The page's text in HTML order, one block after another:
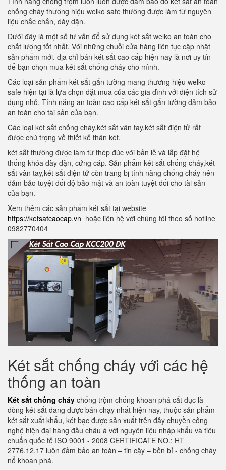
chống cháy thương hiệu welko safe thường được làm từ nguyên
liệu chắc chắn, dày dặn.
Dưới đây là một số tư vấn để sử dụng két sắt welko an toàn cho
chất lượng tốt nhất. Với những chuỗi cửa hàng liên tục cập nhật
sản phẩm mới. địa chỉ bán két sắt cao cấp hiện nay là nơi uy tín
để bạn chọn mua két sắt chống cháy cho mình.
Các loại sản phẩm két sắt gắn tường mang thương hiệu welko
safe hiện tại là lựa chọn đặt mua của các gia đình với diện tích sử
dụng nhỏ. Tính năng an toàn cao cấp két sắt gắn tường đảm bảo
an toàn cho tài sản của bạn.
Các loại két sắt chống cháy,két sắt vân tay,két sắt điện tử rất
được chú trọng về thiết kế thân két.
két sắt thường được làm từ thép đúc với bản lề và lắp đặt hệ
thống khóa dày dặn, cứng cáp. Sản phẩm két sắt chống cháy,két
sắt vân tay,két sắt điện tử còn trang bị tính năng chống cháy nên
đảm bảo tuyệt đối độ bảo mật và an toàn tuyệt đối cho tài sản
của bạn.
Xem thêm các sản phẩm két sắt tại website
https://ketsatcaocap.vn hoặc liên hệ với chúng tôi theo số hotline
0982770404
Két sắt chống cháy với các hệ
thống an toàn
Két sắt chống cháy chống trộm chống khoan phá cắt đục là
dòng két sắt đang được bán chạy nhất hiện nay, thuộc sản phẩm
két sắt xuất khẩu, két bạc được sản xuất trên đây chuyền công
nghệ hiện đại hàng đầu châu á với nguyên liệu nhập khẩu và tiêu
chuẩn quốc tế ISO 9001 - 2008 CERTIFICATE NO.: HT
2776.12.17 luôn đảm bảo an toàn – tin cậy – bền bỉ - chống cháy
nổ khoan phá.